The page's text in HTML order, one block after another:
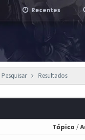
Recentes
Pesquisar Resultados
Tópico /